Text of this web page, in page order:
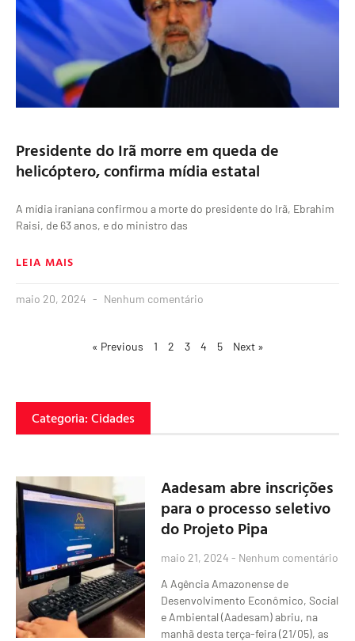
Presidente do Irã morre em queda de
helicóptero, confirma mídia estatal
A mídia iraniana confirmou a morte do presidente do Irã, Ebrahim
Raisi, de 63 anos, e do ministro das
LEIA MAIS
maio 20, 2024 Nenhum comentário
« Previous 1 2 3 4 5 Next »
Categoria: Cidades
Aadesam abre inscrições
para o processo seletivo
do Projeto Pipa
maio 21, 2024 Nenhum comentário
A Agência Amazonense de
Desenvolvimento Econômico, Social
e Ambiental (Aadesam) abriu, na
manhã desta terça-feira (21/05), as